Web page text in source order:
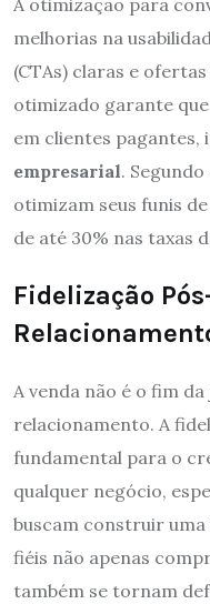
A otimização para
melhorias na
(CTAs) claras e
otimizado garante
em clientes pagantes,
empresarial.
otimizam seus funis
de até 30% nas taxas
Fidelização
A venda não é o fim
relacionamento. A
fundamental para o
qualquer negócio,
buscam construir uma
fiéis não apenas
também se tornam